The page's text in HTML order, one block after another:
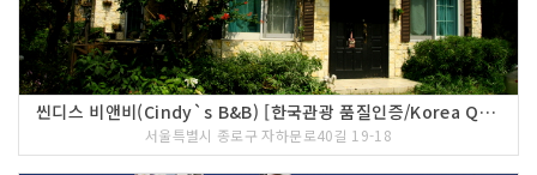
씬디스 비앤비(Cindy`s B&B) [한국관광 품질인증/Korea Quality]
서울특별시 종로구 자하문로40길 19-18